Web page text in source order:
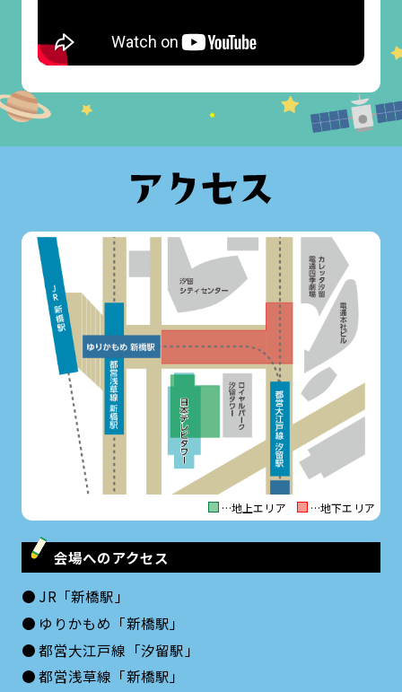
会場へのアクセス
● JR「新橋駅」
● ゆりかもめ「新橋駅」
● 都営大江戸線「汐留駅」
● 都営浅草線「新橋駅」
…地上エリア …地下エリア